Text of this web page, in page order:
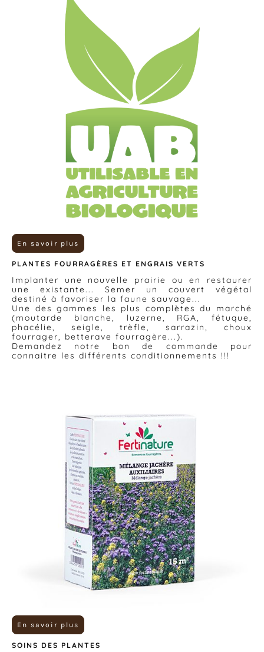
En savoir plus
PLANTES FOURRAGÈRES ET ENGRAIS VERTS
Implanter une nouvelle prairie ou en restaurer
une existante... Semer un couvert végétal
destiné à favoriser la faune sauvage...
Une des gammes les plus complètes du marché
(moutarde blanche, luzerne, RGA, fétuque,
phacélie, seigle, trèfle, sarrazin, choux
fourrager, betterave fourragère...).
Demandez notre bon de commande pour
connaitre les différents conditionnements !!!
En savoir plus
SOINS DES PLANTES